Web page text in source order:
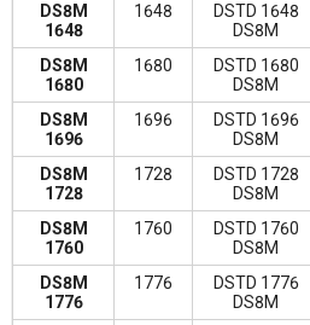
DS8M
1648
1648
DSTD 1648
DS8M
DS8M
1680
1680
DSTD 1680
DS8M
DS8M
1696
1696
DSTD 1696
DS8M
DS8M
1728
1728
DSTD 1728
DS8M
DS8M
1760
1760
DSTD 1760
DS8M
DS8M
1776
1776
DSTD 1776
DS8M